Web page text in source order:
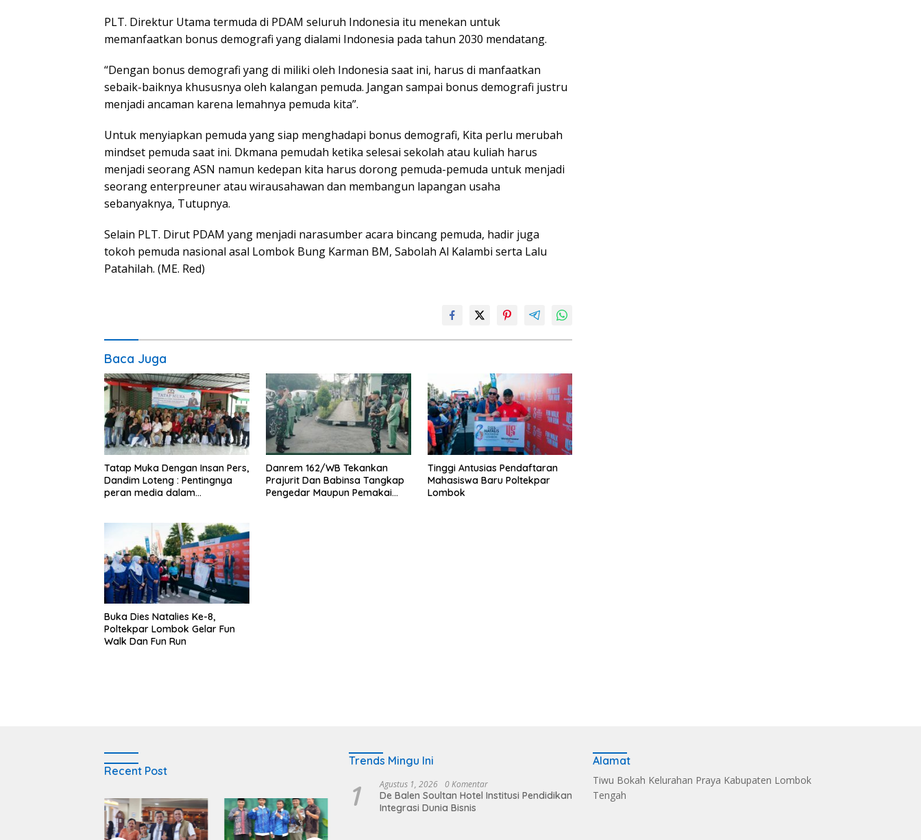
PLT. Direktur Utama termuda di PDAM seluruh Indonesia itu menekan untuk
memanfaatkan bonus demografi yang dialami Indonesia pada tahun 2030 mendatang.
“Dengan bonus demografi yang di miliki oleh Indonesia saat ini, harus di manfaatkan
sebaik-baiknya khususnya oleh kalangan pemuda. Jangan sampai bonus demografi justru
menjadi ancaman karena lemahnya pemuda kita”.
Untuk menyiapkan pemuda yang siap menghadapi bonus demografi, Kita perlu merubah
mindset pemuda saat ini. Dkmana pemudah ketika selesai sekolah atau kuliah harus
menjadi seorang ASN namun kedepan kita harus dorong pemuda-pemuda untuk menjadi
seorang enterpreuner atau wirausahawan dan membangun lapangan usaha
sebanyaknya, Tutupnya.
Selain PLT. Dirut PDAM yang menjadi narasumber acara bincang pemuda, hadir juga
tokoh pemuda nasional asal Lombok Bung Karman BM, Sabolah Al Kalambi serta Lalu
Patahilah. (ME. Red)
Baca Juga
Tatap Muka Dengan Insan Pers,
Dandim Loteng : Pentingnya
peran media dalam
Danrem 162/WB Tekankan
Prajurit Dan Babinsa Tangkap
Pengedar Maupun Pemakai
Tinggi Antusias Pendaftaran
Mahasiswa Baru Poltekpar
Lombok
Buka Dies Natalies Ke-8,
Poltekpar Lombok Gelar Fun
Walk Dan Fun Run
Recent Post
Trends Mingu Ini
1 Agustus 1, 2026 0 Komentar
De Balen Soultan Hotel Institusi Pendidikan
Integrasi Dunia Bisnis
Alamat
Tiwu Bokah Kelurahan Praya Kabupaten Lombok
Tengah